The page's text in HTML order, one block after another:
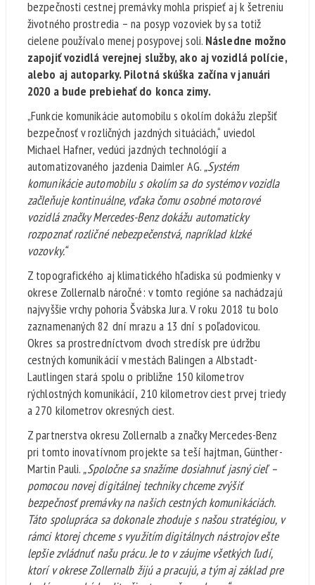
bezpečnosti cestnej premávky mohla prispieť aj k šetreniu
životného prostredia – na posyp vozoviek by sa totiž
cielene používalo menej posypovej soli. Následne možno
zapojiť vozidlá verejnej služby, ako aj vozidlá polície,
alebo aj autoparky. Pilotná skúška začína v januári
2020 a bude prebiehať do konca zimy.
„Funkcie komunikácie automobilu s okolím dokážu zlepšiť
bezpečnosť v rozličných jazdných situáciách,“ uviedol
Michael Hafner, vedúci jazdných technológií a
automatizovaného jazdenia Daimler AG.„Systém
komunikácie automobilu s okolím sa do systémov vozidla
začleňuje kontinuálne, vďaka čomu osobné motorové
vozidlá značky Mercedes-Benz dokážu automaticky
rozpoznať rozličné nebezpečenstvá, napríklad klzké
vozovky.“
Z topografického aj klimatického hľadiska sú podmienky v
okrese Zollernalb náročné: v tomto regióne sa nachádzajú
najvyššie vrchy pohoria Švábska Jura. V roku 2018 tu bolo
zaznamenaných 82 dní mrazu a 13 dní s poľadovicou.
Okres sa prostredníctvom dvoch stredísk pre údržbu
cestných komunikácií v mestách Balingen a Albstadt-
Lautlingen stará spolu o približne 150 kilometrov
rýchlostných komunikácií, 210 kilometrov ciest prvej triedy
a 270 kilometrov okresných ciest.
Z partnerstva okresu Zollernalb a značky Mercedes-Benz
pri tomto inovatívnom projekte sa teší hajtman, Günther-
Martin Pauli.„Spoločne sa snažíme dosiahnuť jasný cieľ –
pomocou novej digitálnej techniky chceme zvýšiť
bezpečnosť premávky na našich cestných komunikáciách.
Táto spolupráca sa dokonale zhoduje s našou stratégiou, v
rámci ktorej chceme s využitím digitálnych nástrojov ešte
lepšie zvládnuť našu prácu. Je to v záujme všetkých ľudí,
ktorí v okrese Zollernalb žijú a pracujú, a tým aj základ pre